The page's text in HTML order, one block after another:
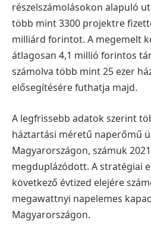
részelszámolásokon alapuló
több mint 3300 projektre
milliárd forintot. A megemelt
átlagosan 4,1 millió forintos
számolva több mint 25 ezer
elősegítésére futhatja majd.
A legfrissebb adatok szerint
háztartási méretű naperőmű
Magyarországon, számuk
megduplázódott. A stratégiai
következő évtized elejére
megawattnyi napelemes
Magyarországon.